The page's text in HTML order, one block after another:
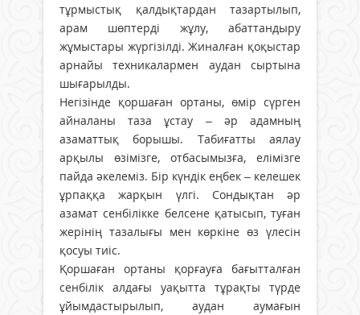
тұрмыстық қалдықтардан тазартылып,
арам шөптерді жұлу, абаттандыру
жұмыстары жүргізілді. Жиналған қоқыстар
арнайы техникалармен аудан сыртына
шығарылды.
Негізінде қоршаған ортаны, өмір сүрген
айналаны таза ұстау – әр адамның
азаматтық борышы. Табиғатты аялау
арқылы өзімізге, отбасымызға, елімізге
пайда әкелеміз. Бір күндік еңбек – келешек
ұрпаққа жарқын үлгі. Сондықтан әр
азамат сенбілікке белсене қатысып, туған
жерінің тазалығы мен көркіне өз үлесін
қосуы тиіс.
Қоршаған ортаны қорғауға бағытталған
сенбілік алдағы уақытта тұрақты түрде
ұйымдастырылып, аудан аумағын